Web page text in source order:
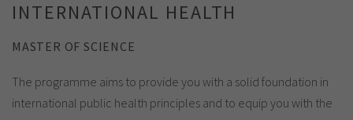
INTERNATIONAL HEALTH
MASTER OF SCIENCE
The programme aims to provide you with a solid foundation in
international public health principles and to equip you with the